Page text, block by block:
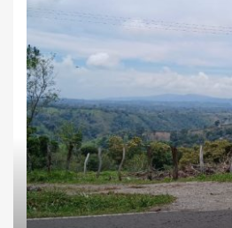
FincasMontaña
residenciales